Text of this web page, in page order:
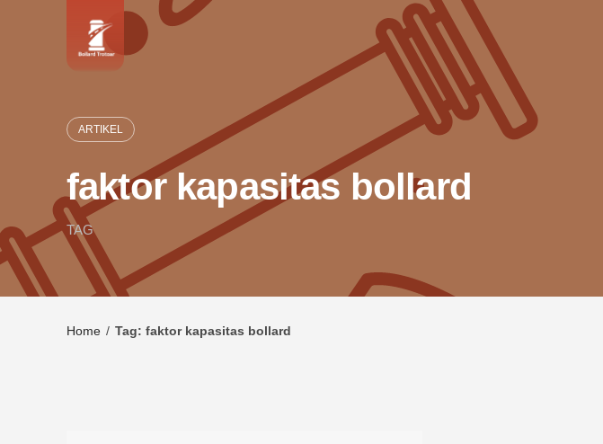
ARTIKEL
faktor kapasitas bollard
TAG
Home / Tag: faktor kapasitas bollard